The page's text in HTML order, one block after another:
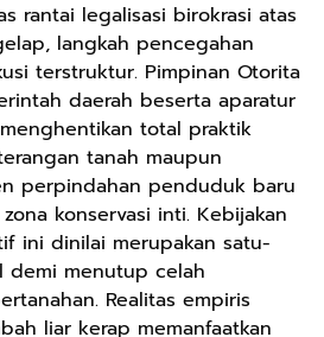
rantai legalisasi birokrasi atas
langkah pencegahan
terstruktur. Pimpinan Otorita
daerah beserta aparatur
total praktik
tanah maupun
perpindahan penduduk baru
konservasi inti. Kebijakan
ini dinilai merupakan satu-
demi menutup celah
Realitas empiris
liar kerap memanfaatkan